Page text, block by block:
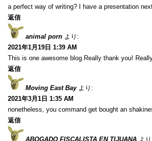
a perfect way of writing? I have a presentation
返信
animal porn より:
2021年1月19日 1:39 AM
This is one awesome blog.Really thank you!
返信
Moving East Bay より:
2021年3月1日 1:35 AM
nonetheless, you command get bought an
返信
ABOGADO FISCALISTA EN TIJUANA よ